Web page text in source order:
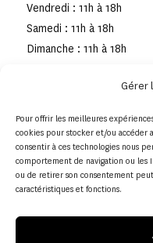
Gérer
Pour offrir les meilleures
cookies pour stocker et/ou accéder
consentir à ces technologies nous
comportement de navigation ou les
ou de retirer son consentement
caractéristiques et fonctions.
Vendredi : 11h à 18h
Samedi : 11h à 18h
Dimanche : 11h à 18h